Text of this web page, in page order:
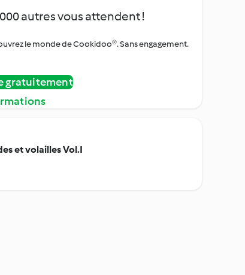
autres vous attendent !
le monde de Cookidoo®. Sans engagement.
gratuitement
et volailles Vol.I